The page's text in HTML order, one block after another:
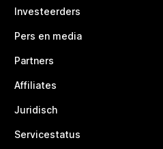
Investeerders
Pers en media
Partners
Affiliates
Juridisch
Servicestatus